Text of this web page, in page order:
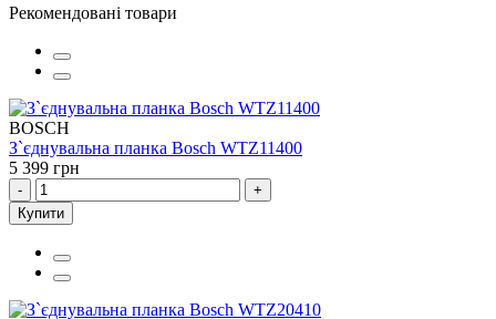
Рекомендовані товари
BOSCH
З`єднувальна планка Bosch WTZ11400
5 399 грн
-
+
Купити